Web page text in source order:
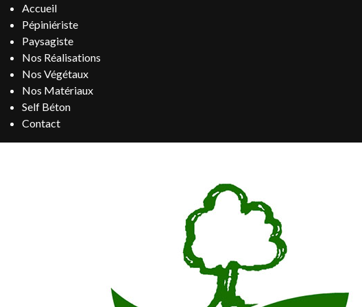
Accueil
Pépiniériste
Paysagiste
Nos Réalisations
Nos Végétaux
Nos Matériaux
Self Béton
Contact